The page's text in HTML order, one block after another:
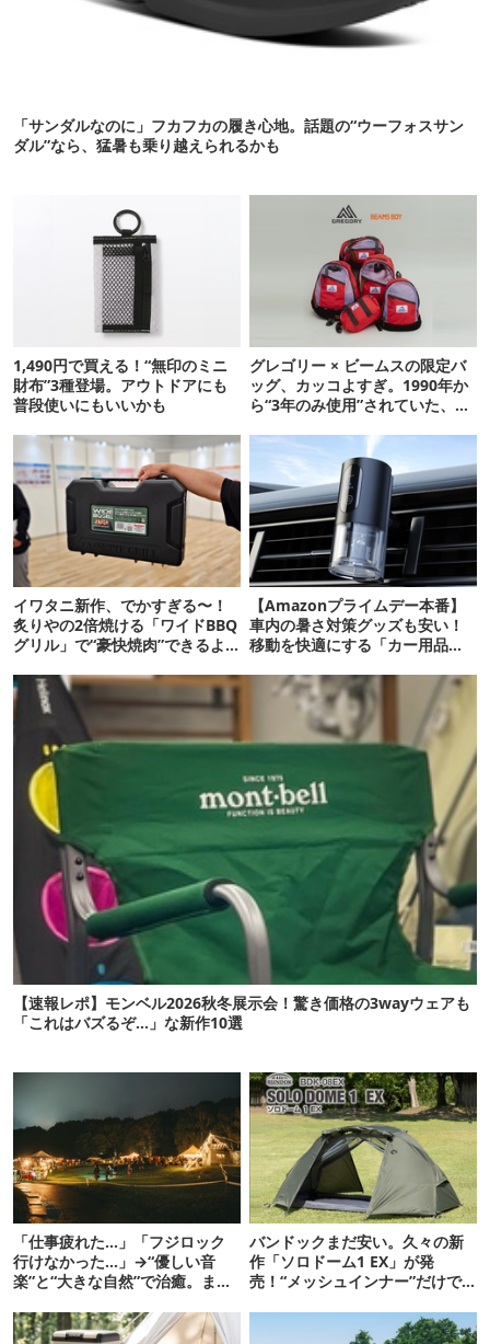
「サンダルなのに」フカフカの履き心地。話題の“ウーフォスサン
ダル”なら、猛暑も乗り越えられるかも
1,490円で買える！“無印のミニ
財布”3種登場。アウトドアにも
普段使いにもいいかも
グレゴリー × ビームスの限定バ
ッグ、カッコよすぎ。1990年か
ら“3年のみ使用”されていた、紫
イワタニ新作、でかすぎる〜！
炙りやの2倍焼ける「ワイドBBQ
グリル」で“豪快焼肉”できるよ
【Amazonプライムデー本番】
車内の暑さ対策グッズも安い！
移動を快適にする「カー用品」
【速報レポ】モンベル2026秋冬展示会！驚き価格の3wayウェアも
「これはバズるぞ…」な新作10選
「仕事疲れた…」「フジロック
行けなかった…」→“優しい音
楽”と“大きな自然”で治癒。まだ
バンドックまだ安い。久々の新
作「ソロドーム1 EX」が発
売！“メッシュインナー”だけで